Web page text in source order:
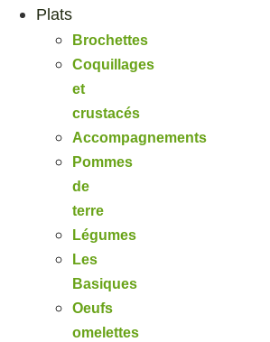
Plats
Brochettes
Coquillages
et
crustacés
Accompagnements
Pommes
de
terre
Légumes
Les
Basiques
Oeufs
omelettes